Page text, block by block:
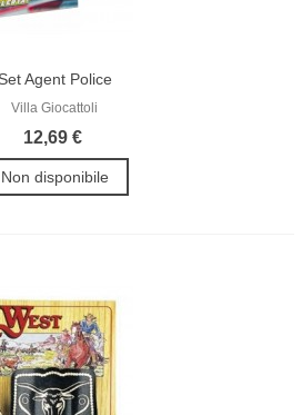
Set Agent Police
Villa Giocattoli
12,69 €
Non disponibile